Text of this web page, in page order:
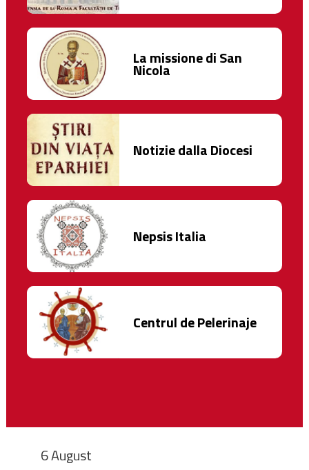
La missione di San
Nicola
Notizie dalla Diocesi
Nepsis Italia
Centrul de Pelerinaje
6 August